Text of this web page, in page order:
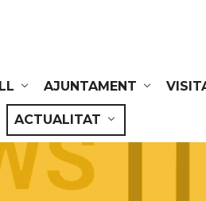
AJUNTAMENT
ACTUALITAT